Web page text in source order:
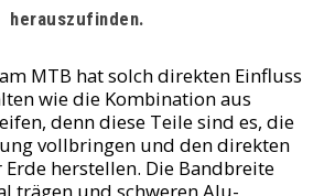
herauszufinden.
MTB hat solch direkten Einfluss
wie die Kombination aus
denn diese Teile sind es, die
vollbringen und den direkten
herstellen. Die Bandbreite
trägen und schweren Alu-